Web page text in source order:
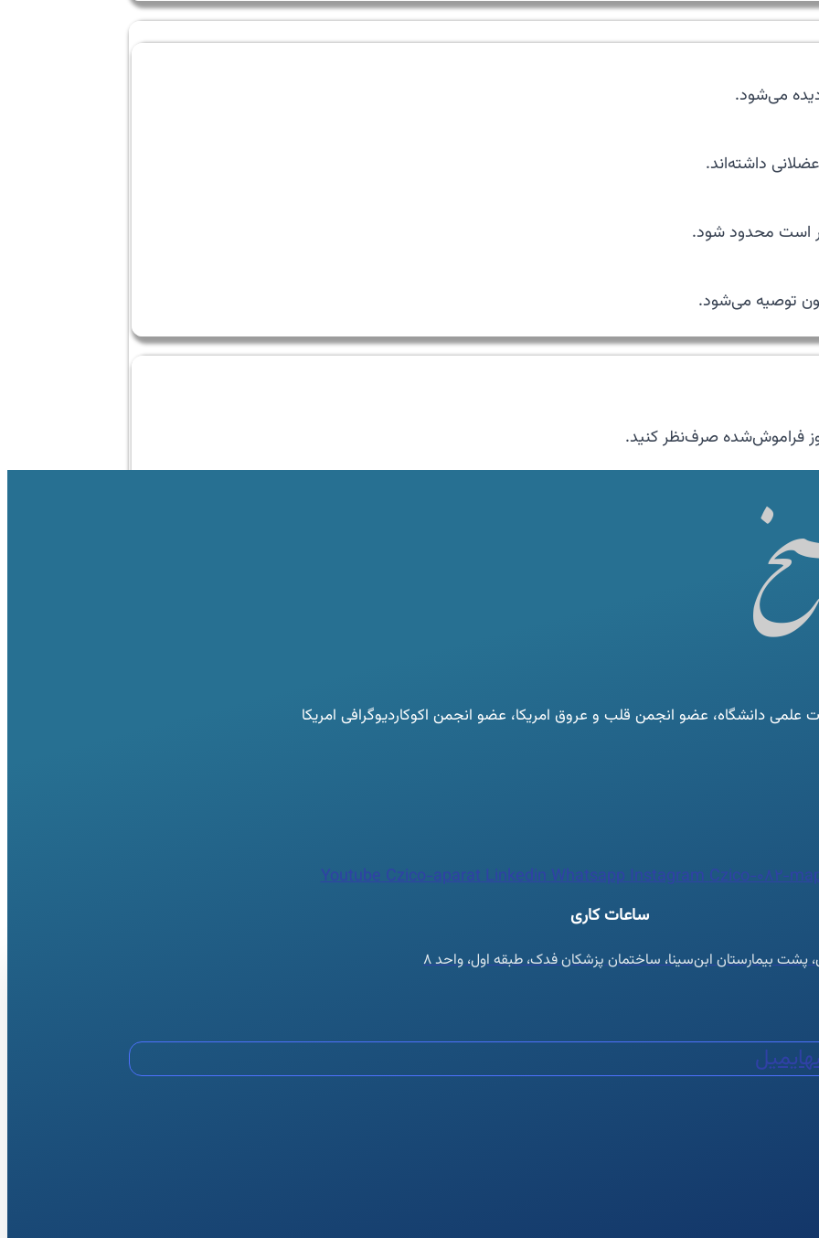
ایمیل
داشته‌اند.
است محدود شود.
توصیه می‌شود.
فراموش‌شده صرف‌نظر کنید.
دانشگاه، عضو انجمن قلب و عروق امریکا، عضو انجمن اکوکاردیوگرافی امریکا
YoutubeCzico-aparatLinkedinWhatsappInstagramCzico-082-
ساعات کاری
پشت بیمارستان ابن‌سینا، ساختمان پزشکان فدک، طبقه اول، واحد ۸